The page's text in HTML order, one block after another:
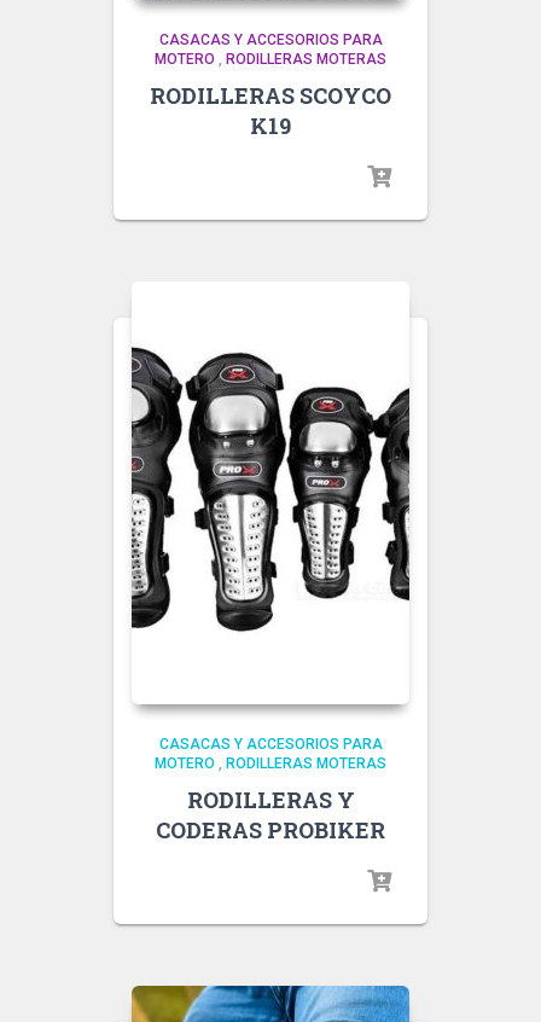
CASACAS Y ACCESORIOS PARA
MOTERO , RODILLERAS MOTERAS
RODILLERAS SCOYCO
K19
CASACAS Y ACCESORIOS PARA
MOTERO , RODILLERAS MOTERAS
RODILLERAS Y
CODERAS PROBIKER